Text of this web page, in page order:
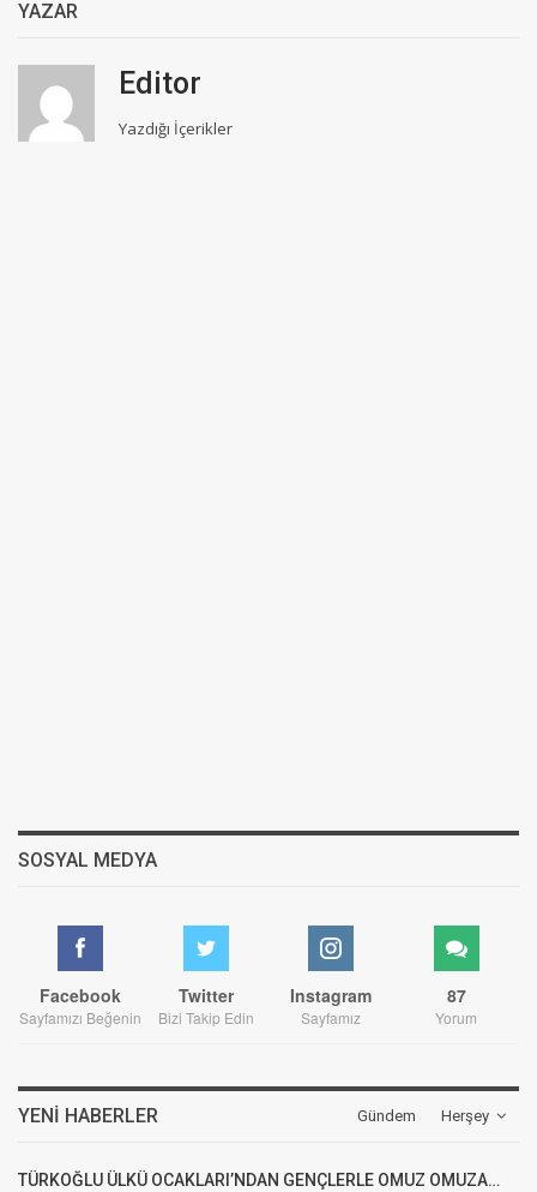
YAZAR
Editor
Yazdığı İçerikler
SOSYAL MEDYA
Facebook
Sayfamızı Beğenin
Twitter
Bizi Takip Edin
Instagram
Sayfamız
87
Yorum
Herşey
YENI HABERLER Gündem
TÜRKOĞLU ÜLKÜ OCAKLARI’NDAN GENÇLERLE OMUZ OMUZA…